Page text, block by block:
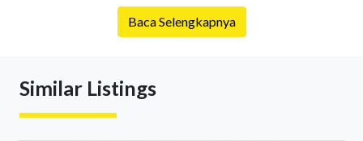
istimewa bagi para pelaku industri properti dan keuangan.
Lebih dari 400 marketing executives dan principals
menghidupkan suasana, acara ini dihadiri oleh Country
Baca Selengkapnya
Similar Listings